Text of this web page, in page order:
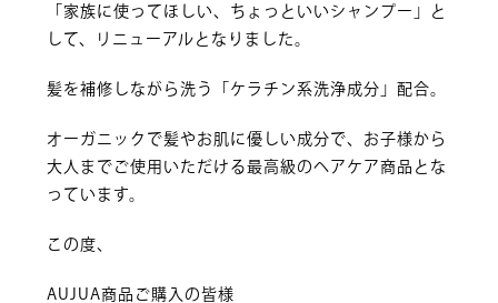
「家族に使ってほしい、ちょっといいシャンプー」と
して、リニューアルとなりました。
髪を補修しながら洗う「ケラチン系洗浄成分」配合。
オーガニックで髪やお肌に優しい成分で、お子様から
大人までご使用いただける最高級のヘアケア商品とな
っています。
この度、
AUJUA商品ご購入の皆様